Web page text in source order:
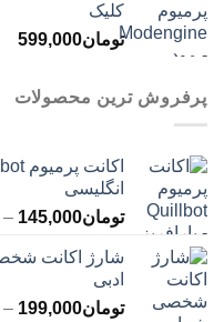
کلیک
تومان599,000
پرفروش ترین محصولات
انگلیسی
تومان145,000
–
ادبی
تومان199,000
–